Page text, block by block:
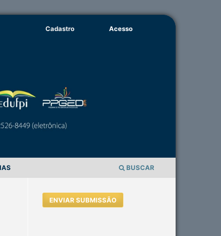
BUSCAR
Cadastro Acesso
ENVIAR SUBMISSÃO